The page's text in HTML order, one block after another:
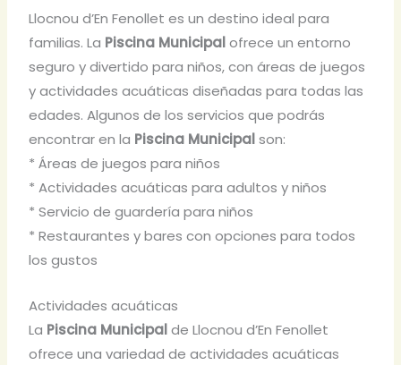
Llocnou d’En Fenollet es un destino ideal para
familias. La Piscina Municipalofrece un entorno
seguro y divertido para niños, con áreas de juegos
y actividades acuáticas diseñadas para todas las
edades. Algunos de los servicios que podrás
encontrar en la Piscina Municipalson:
* Áreas de juegos para niños
* Actividades acuáticas para adultos y niños
* Servicio de guardería para niños
* Restaurantes y bares con opciones para todos
los gustos
Actividades acuáticas
La Piscina Municipalde Llocnou d’En Fenollet
ofrece una variedad de actividades acuáticas